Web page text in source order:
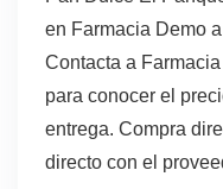
en Farmacia Demo
Contacta a
para conocer el
entrega. Compra
directo con el